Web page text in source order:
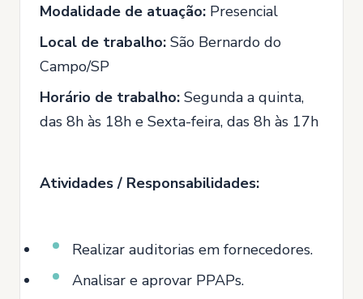
Modalidade de atuação: Presencial
Local de trabalho: São Bernardo do
Campo/SP
Horário de trabalho: Segunda a quinta,
das 8h às 18h e Sexta-feira, das 8h às 17h
Atividades / Responsabilidades:
Realizar auditorias em fornecedores.
Analisar e aprovar PPAPs.